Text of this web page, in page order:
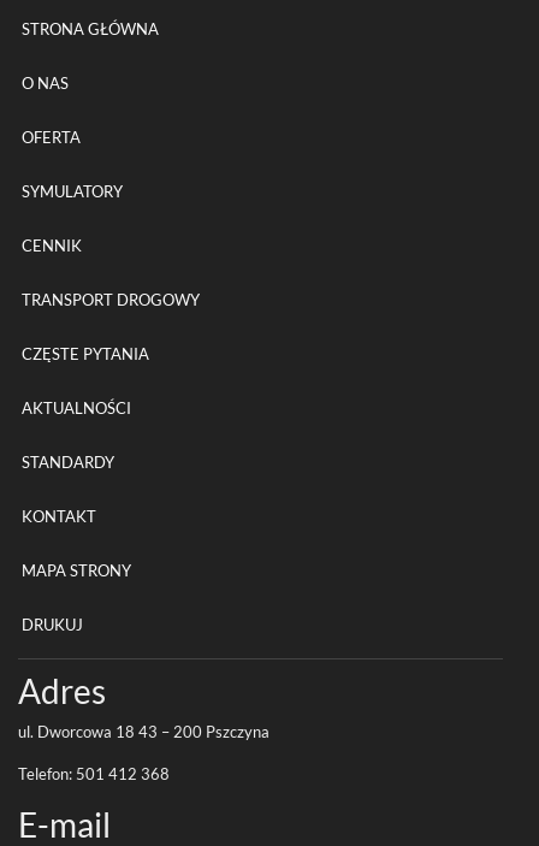
Menu główne powtórzone na
STRONA GŁÓWNA
O NAS
OFERTA
SYMULATORY
CENNIK
TRANSPORT DROGOWY
CZĘSTE PYTANIA
AKTUALNOŚCI
STANDARDY
KONTAKT
MAPA STRONY
DRUKUJ
Adres
ul. Dwor­cowa 18 43 – 200 Pszczyna
Tele­fon: 501 412 368
E-​mail